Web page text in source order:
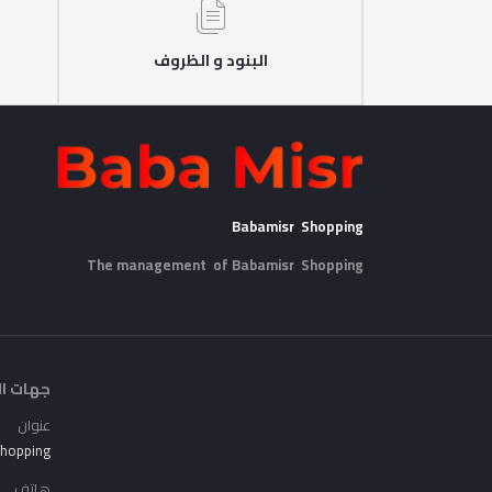
البنود و الظروف
Babamisr Shopping
The management of Babamisr Shopping
جهات
عنوان